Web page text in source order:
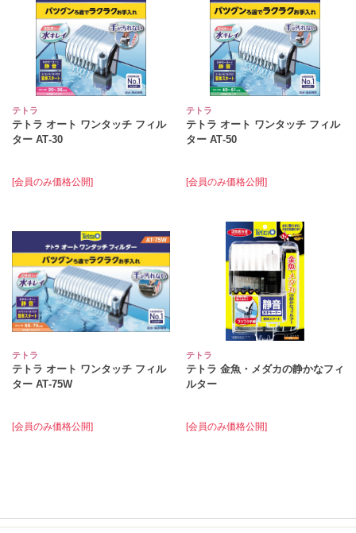
テトラ
テトラ オート ワンタッチ フィル
ター AT‐30
[会員のみ価格公開]
テトラ
テトラ オート ワンタッチ フィル
ター AT‐50
[会員のみ価格公開]
テトラ
テトラ オート ワンタッチ フィル
ター AT‐75W
[会員のみ価格公開]
テトラ
テトラ 金魚・メダカの静かなフィ
ルター
[会員のみ価格公開]